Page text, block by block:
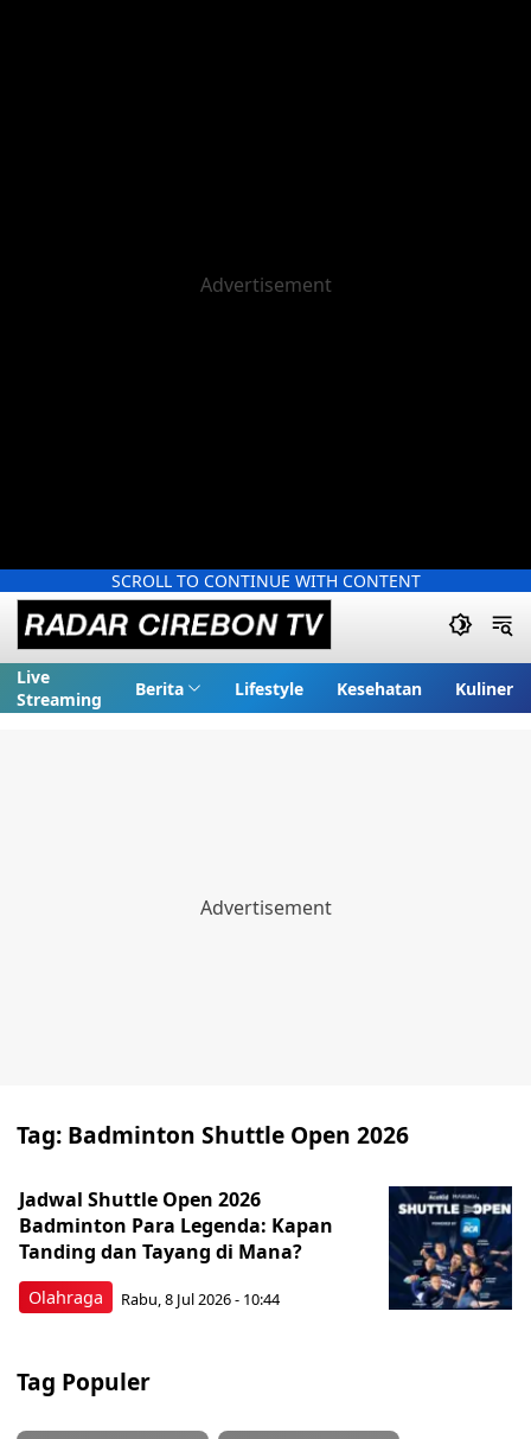
SCROLL TO CONTINUE WITH CONTENT
Live
Streaming
Berita Lifestyle Kesehatan Kuliner
Tag: Badminton Shuttle Open 2026
Olahraga
Jadwal Shuttle Open 2026
Badminton Para Legenda: Kapan
Tanding dan Tayang di Mana?
Rabu, 8 Jul 2026 - 10:44
Tag Populer